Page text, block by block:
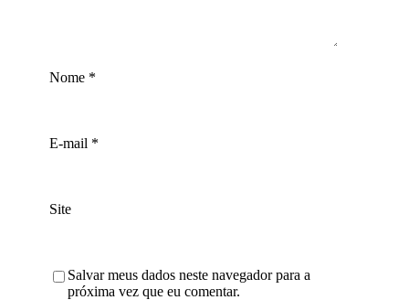
Nome *
E-mail *
Site
Salvar meus dados neste navegador para a
próxima vez que eu comentar.